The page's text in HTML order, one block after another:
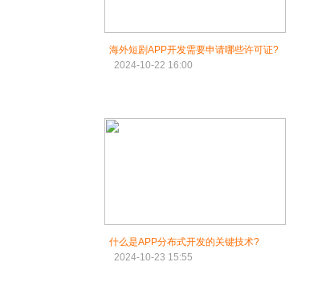
海外短剧APP开发需要申请哪些许可证?
2024-10-22 16:00
什么是APP分布式开发的关键技术?
2024-10-23 15:55